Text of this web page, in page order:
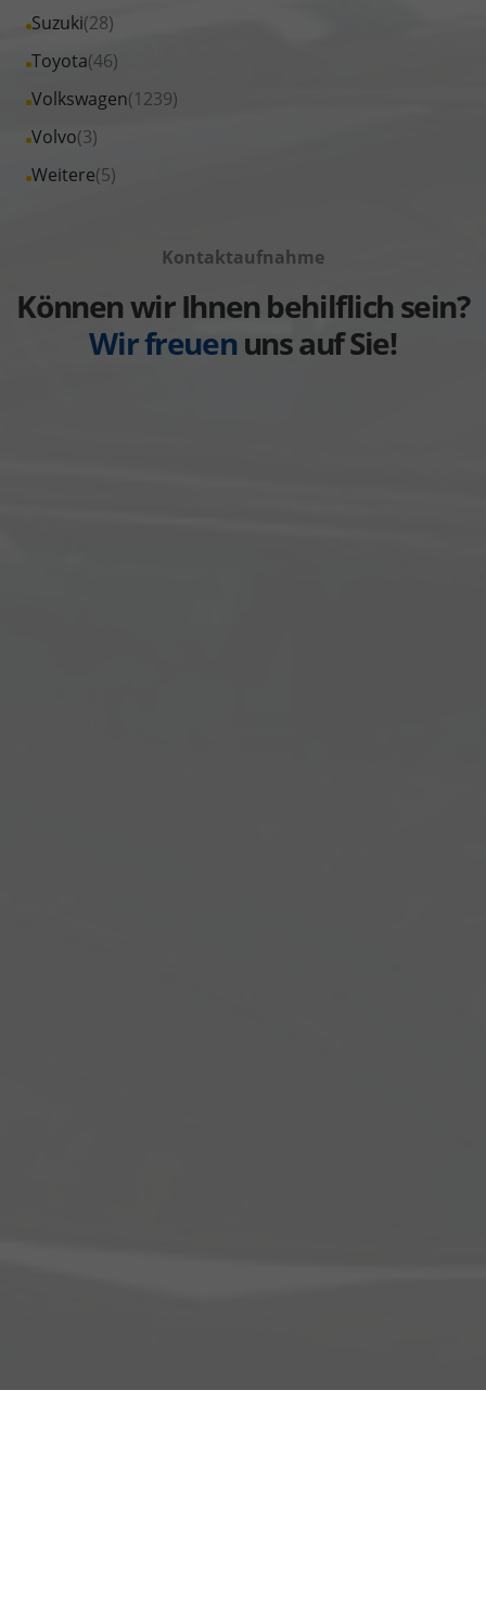
anzeigen
Seat
anzeigen
Fahrzeuge
Skoda
anzeigen
Suzuki(28)
Alle
Fahrzeuge
Suzuki
anzeigen
Toyota(46)
Alle
Fahrzeuge
Toyota
anzeigen
Volkswagen(1239)
Alle
Fahrzeuge
Volkswagen
Volvo(3)
Alle
Fahrzeuge
Weitere(5)
Alle
anzeigen
Kontaktaufnahme
Können wir Ihnen behilflich sein?
Wir freuenuns auf Sie!